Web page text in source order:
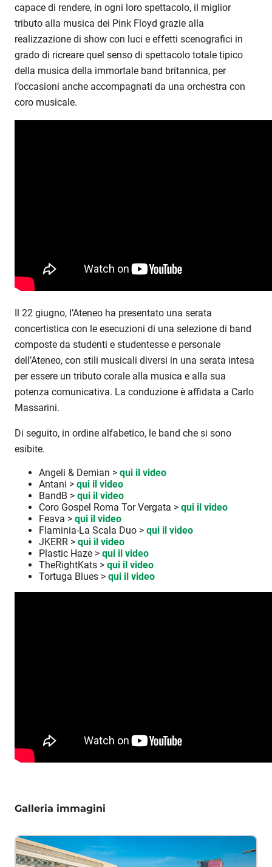
capace di rendere, in ogni loro spettacolo, il miglior
tributo alla musica dei Pink Floyd grazie alla
realizzazione di show con luci e effetti scenografici in
grado di ricreare quel senso di spettacolo totale tipico
della musica della immortale band britannica, per
l’occasioni anche accompagnati da una orchestra con
coro musicale.
Il 22 giugno, l’Ateneo ha presentato una serata
concertistica con le esecuzioni di una selezione di band
composte da studenti e studentesse e personale
dell’Ateneo, con stili musicali diversi in una serata intesa
per essere un tributo corale alla musica e alla sua
potenza comunicativa. La conduzione è affidata a Carlo
Massarini.
Di seguito, in ordine alfabetico, le band che si sono
esibite.
Angeli & Demian > qui il video
Antani > qui il video
BandB > qui il video
Coro Gospel Roma Tor Vergata > qui il video
Feava > qui il video
Flaminia-La Scala Duo > qui il video
JKERR > qui il video
Plastic Haze > qui il video
TheRightKats > qui il video
Tortuga Blues > qui il video
Galleria immagini